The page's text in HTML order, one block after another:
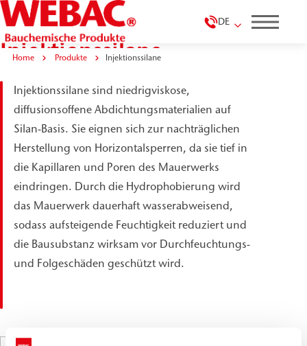
DE
Home Produkte Injektionssilane
Injektionssilane
Injektionssilane sind niedrigviskose,
diffusionsoffene Abdichtungsmaterialien auf
Silan-Basis. Sie eignen sich zur nachträglichen
Herstellung von Horizontalsperren, da sie tief in
die Kapillaren und Poren des Mauerwerks
eindringen. Durch die Hydrophobierung wird
das Mauerwerk dauerhaft wasserabweisend,
sodass aufsteigende Feuchtigkeit reduziert und
die Bausubstanz wirksam vor Durchfeuchtungs-
und Folgeschäden geschützt wird.